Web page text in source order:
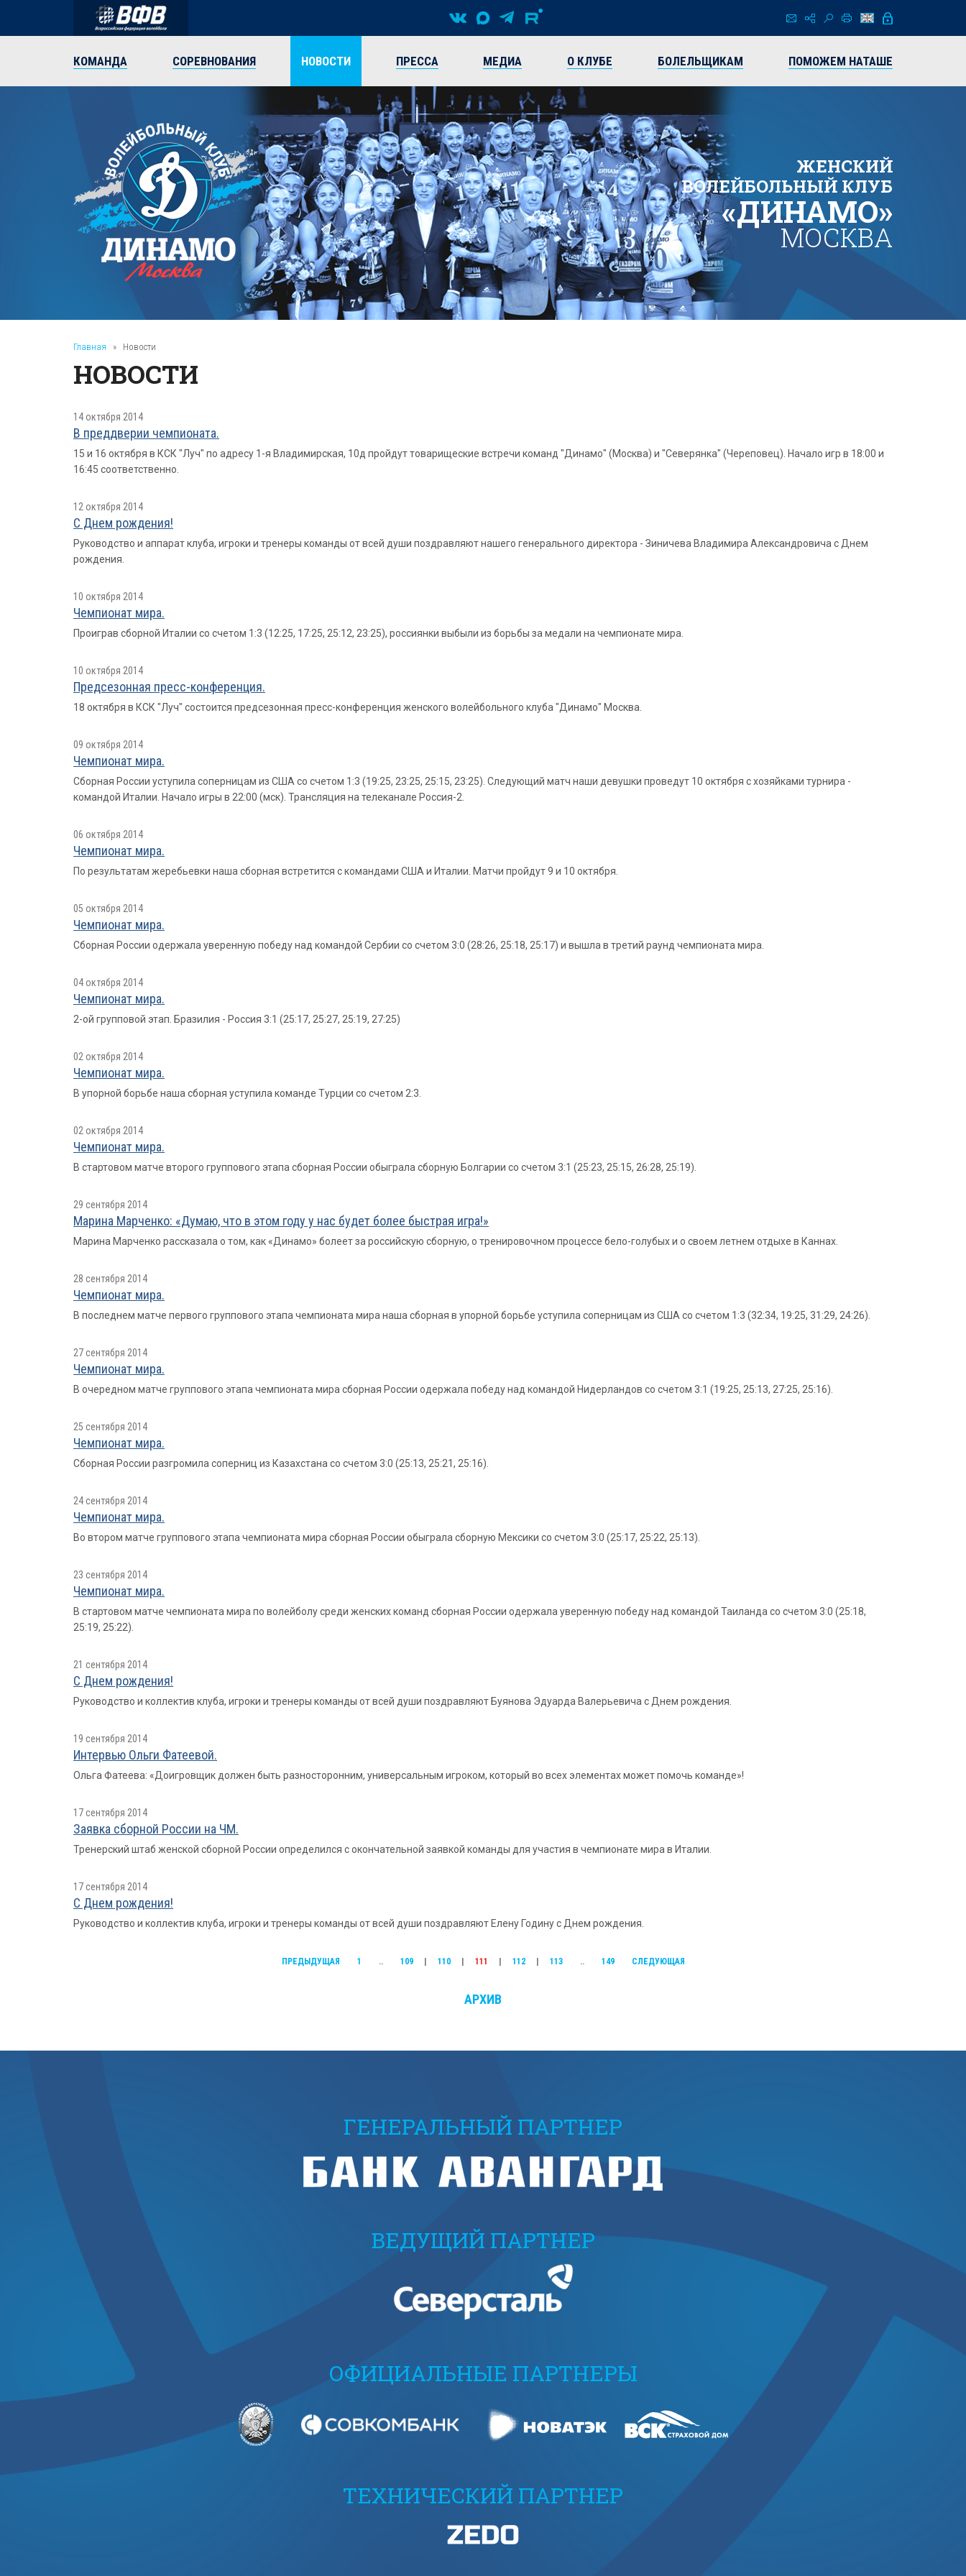
КОМАНДА СОРЕВНОВАНИЯ НОВОСТИ ПРЕССА МЕДИА О КЛУБЕ БОЛЕЛЬЩИКАМ ПОМОЖЕМ НАТАШЕ
ЖЕНСКИЙ
ВОЛЕЙБОЛЬНЫЙ КЛУБ
«ДИНАМО»
МОСКВА
Главная » Новости
НОВОСТИ
14 октября 2014
В преддверии чемпионата.
15 и 16 октября в КСК "Луч" по адресу 1-я Владимирская, 10д пройдут товарищеские встречи команд "Динамо" (Москва) и "Северянка" (Череповец). Начало игр в 18:00 и
16:45 соответственно.
12 октября 2014
С Днем рождения!
Руководство и аппарат клуба, игроки и тренеры команды от всей души поздравляют нашего генерального директора - Зиничева Владимира Александровича с Днем
рождения.
10 октября 2014
Чемпионат мира.
Проиграв сборной Италии со счетом 1:3 (12:25, 17:25, 25:12, 23:25), россиянки выбыли из борьбы за медали на чемпионате мира.
10 октября 2014
Предсезонная пресс-конференция.
18 октября в КСК "Луч" состоится предсезонная пресс-конференция женского волейбольного клуба "Динамо" Москва.
09 октября 2014
Чемпионат мира.
Сборная России уступила соперницам из США со счетом 1:3 (19:25, 23:25, 25:15, 23:25). Следующий матч наши девушки проведут 10 октября с хозяйками турнира -
командой Италии. Начало игры в 22:00 (мск). Трансляция на телеканале Россия-2.
06 октября 2014
Чемпионат мира.
По результатам жеребьевки наша сборная встретится с командами США и Италии. Матчи пройдут 9 и 10 октября.
05 октября 2014
Чемпионат мира.
Сборная России одержала уверенную победу над командой Сербии со счетом 3:0 (28:26, 25:18, 25:17) и вышла в третий раунд чемпионата мира.
04 октября 2014
Чемпионат мира.
2-ой групповой этап. Бразилия - Россия 3:1 (25:17, 25:27, 25:19, 27:25)
02 октября 2014
Чемпионат мира.
В упорной борьбе наша сборная уступила команде Турции со счетом 2:3.
02 октября 2014
Чемпионат мира.
В стартовом матче второго группового этапа сборная России обыграла сборную Болгарии со счетом 3:1 (25:23, 25:15, 26:28, 25:19).
29 сентября 2014
Марина Марченко: «Думаю, что в этом году у нас будет более быстрая игра!»
Марина Марченко рассказала о том, как «Динамо» болеет за российскую сборную, о тренировочном процессе бело-голубых и о своем летнем отдыхе в Каннах.
28 сентября 2014
Чемпионат мира.
В последнем матче первого группового этапа чемпионата мира наша сборная в упорной борьбе уступила соперницам из США со счетом 1:3 (32:34, 19:25, 31:29, 24:26).
27 сентября 2014
Чемпионат мира.
В очередном матче группового этапа чемпионата мира сборная России одержала победу над командой Нидерландов со счетом 3:1 (19:25, 25:13, 27:25, 25:16).
25 сентября 2014
Чемпионат мира.
Сборная России разгромила соперниц из Казахстана со счетом 3:0 (25:13, 25:21, 25:16).
24 сентября 2014
Чемпионат мира.
Во втором матче группового этапа чемпионата мира сборная России обыграла сборную Мексики со счетом 3:0 (25:17, 25:22, 25:13).
23 сентября 2014
Чемпионат мира.
В стартовом матче чемпионата мира по волейболу среди женских команд сборная России одержала уверенную победу над командой Таиланда со счетом 3:0 (25:18,
25:19, 25:22).
21 сентября 2014
С Днем рождения!
Руководство и коллектив клуба, игроки и тренеры команды от всей души поздравляют Буянова Эдуарда Валерьевича с Днем рождения.
19 сентября 2014
Интервью Ольги Фатеевой.
Ольга Фатеева: «Доигровщик должен быть разносторонним, универсальным игроком, который во всех элементах может помочь команде»!
17 сентября 2014
Заявка сборной России на ЧМ.
Тренерский штаб женской сборной России определился с окончательной заявкой команды для участия в чемпионате мира в Италии.
17 сентября 2014
С Днем рождения!
Руководство и коллектив клуба, игроки и тренеры команды от всей души поздравляют Елену Годину с Днем рождения.
ПРЕДЫДУЩАЯ 1 .. 109 110 111 112 113 .. 149 СЛЕДУЮЩАЯ
АРХИВ
ГЕНЕРАЛЬНЫЙ ПАРТНЕР
ВЕДУЩИЙ ПАРТНЕР
ОФИЦИАЛЬНЫЕ ПАРТНЕРЫ
ТЕХНИЧЕСКИЙ ПАРТНЕР